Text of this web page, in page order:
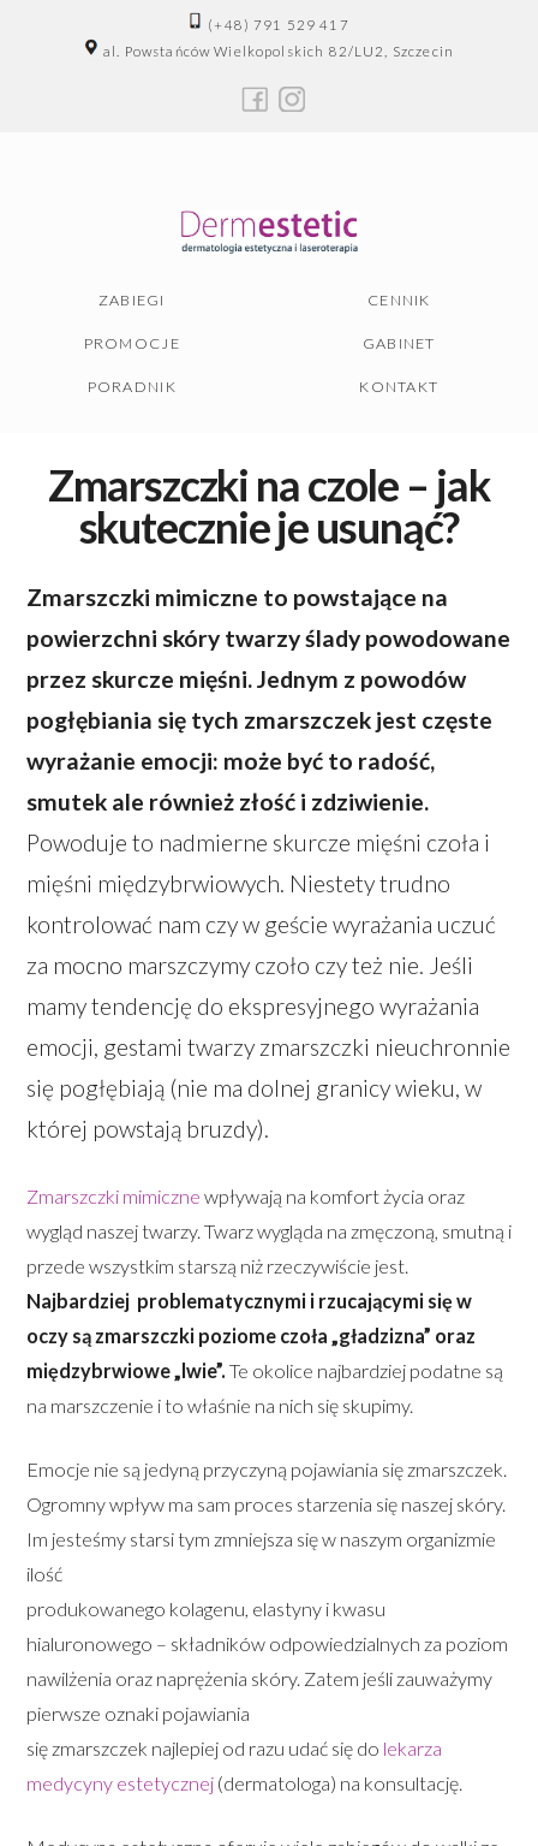
(+48) 791 529 417
al. Powstańców Wielkopolskich 82/LU2, Szczecin
ZABIEGI CENNIK
PROMOCJE GABINET
PORADNIK KONTAKT
Zmarszczki na czole – jak
skutecznie je usunąć?
Zmarszczki mimiczne to powstające na
powierzchni skóry twarzy ślady powodowane
przez skurcze mięśni. Jednym z powodów
pogłębiania się tych zmarszczek jest częste
wyrażanie emocji: może być to radość,
smutek ale również złość i zdziwienie.
Powoduje to nadmierne skurcze mięśni czoła i
mięśni międzybrwiowych. Niestety trudno
kontrolować nam czy w geście wyrażania uczuć
za mocno marszczymy czoło czy też nie. Jeśli
mamy tendencję do ekspresyjnego wyrażania
emocji, gestami twarzy zmarszczki nieuchronnie
się pogłębiają (nie ma dolnej granicy wieku, w
której powstają bruzdy).
Zmarszczki mimiczne wpływają na komfort życia oraz
wygląd naszej twarzy. Twarz wygląda na zmęczoną, smutną i
przede wszystkim starszą niż rzeczywiście jest.
Najbardziej problematycznymi i rzucającymi się w
oczy są zmarszczki poziome czoła „gładzizna” oraz
międzybrwiowe „lwie”. Te okolice najbardziej podatne są
na marszczenie i to właśnie na nich się skupimy.
Emocje nie są jedyną przyczyną pojawiania się zmarszczek.
Ogromny wpływ ma sam proces starzenia się naszej skóry.
Im jesteśmy starsi tym zmniejsza się w naszym organizmie
ilość
produkowanego kolagenu, elastyny i kwasu
hialuronowego – składników odpowiedzialnych za poziom
nawilżenia oraz naprężenia skóry. Zatem jeśli zauważymy
pierwsze oznaki pojawiania
się zmarszczek najlepiej od razu udać się do lekarza
medycyny estetycznej(dermatologa) na konsultację.